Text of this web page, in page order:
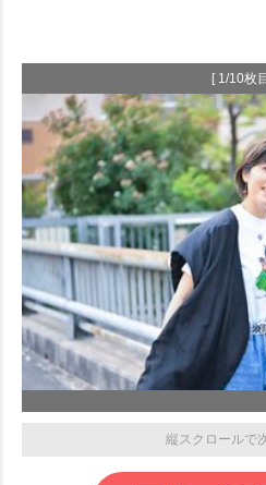
[ 1/10枚
縦スクロールで